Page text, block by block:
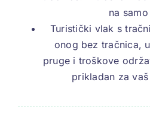
na
Turistički vlak s
onog bez tračnica,
pruge i troškove
prikladan za